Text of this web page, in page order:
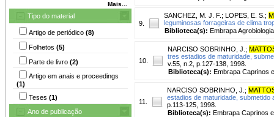
Mais...
Tipo do material
Artigo de periódico (8)
Folhetos (5)
Parte de livro (2)
Artigo em anais e proceedings
(1)
Teses (1)
Ano de publicação
9.
SANCHEZ, M. J. F. ; LOPES, E. S. ;
leguminosas forrageiras de clima
Biblioteca(s): Embrapa
10.
NARCISO SOBRINHO, J. ;
tres estadios de maturidade,
v.55, n.2, p.127-138, 1998.
Biblioteca(s): Embrapa Caprinos
11.
NARCISO SOBRINHO, J. ;
estadios de maturidade,
p.113-125, 1998.
Biblioteca(s): Embrapa Caprinos